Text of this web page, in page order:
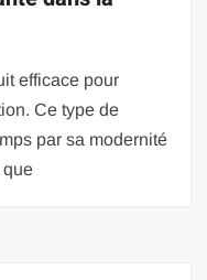
efficace pour
Ce type de
par sa modernité
que